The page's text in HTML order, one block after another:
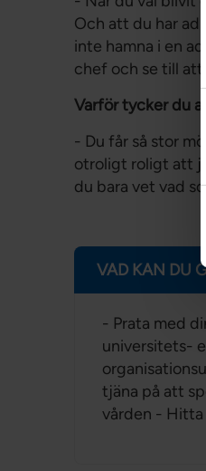
Och att du har
inte hamna i en
chef och se till
Varför tycker du
- Du får så stor
otroligt roligt att
du bara vet vad
VAD KAN DU
- Prata med
universitets-
tjäna på att
vården - Hitta